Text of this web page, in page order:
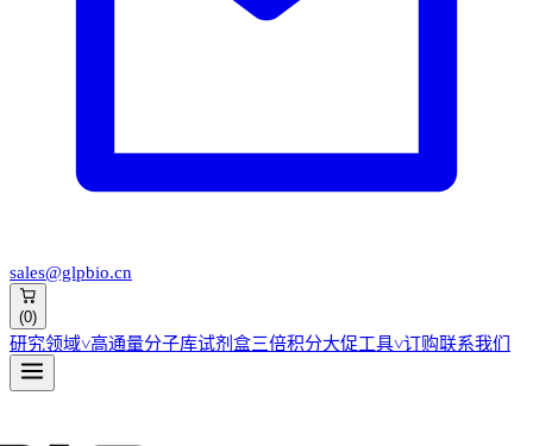
sales@glpbio.cn
(0)
研究领域˅高通量分子库试剂盒三倍积分大促工具˅订购联系我们